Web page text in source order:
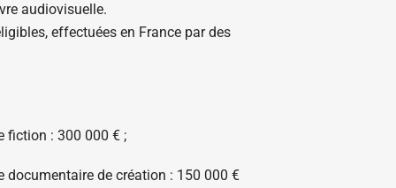
audiovisuelle.
effectuées en France par des
fiction : 300 000 € ;
de création : 150 000 €